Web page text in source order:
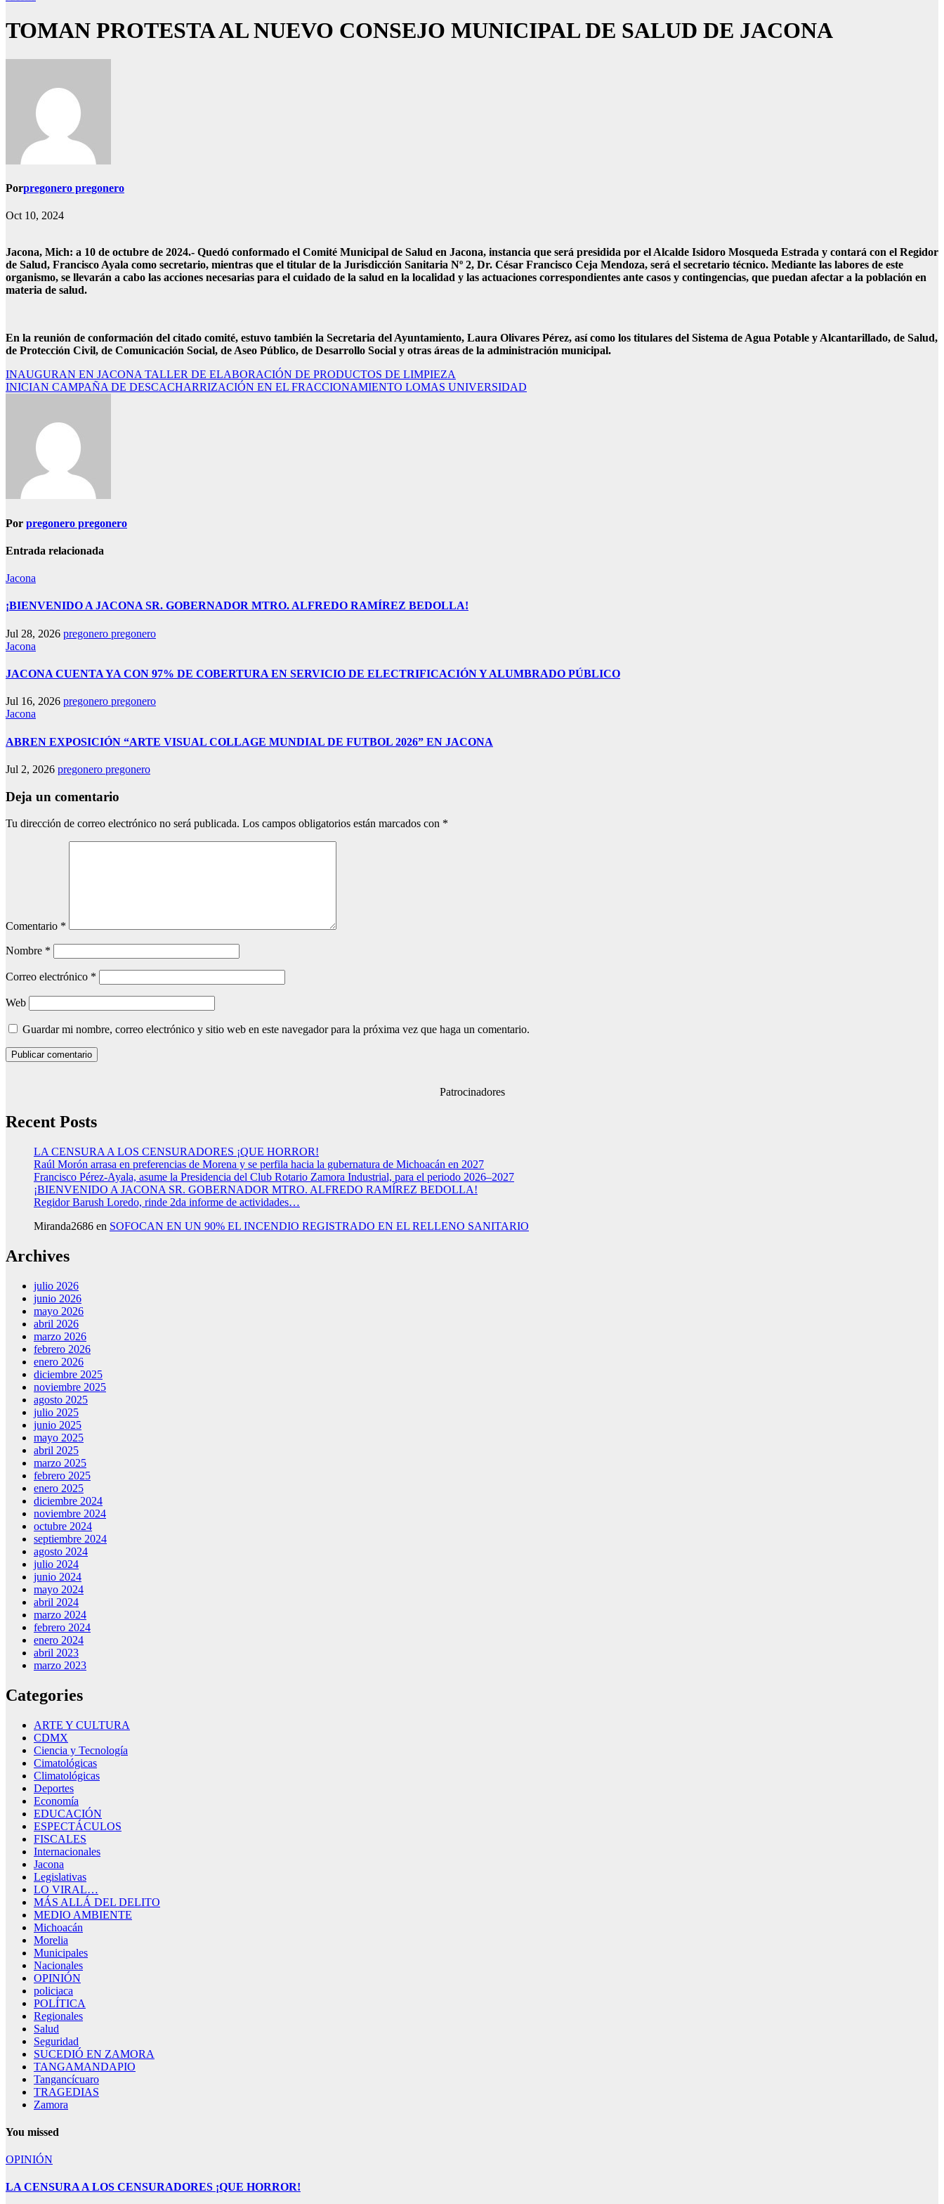
TOMAN PROTESTA AL NUEVO CONSEJO MUNICIPAL DE SALUD DE JACONA
Porpregonero pregonero
Oct 10, 2024
Jacona, Mich: a 10 de octubre de 2024.- Quedó conformado el Comité Municipal de Salud en Jacona, instancia que será presidida por el Alcalde Isidoro Mosqueda Estrada y contará con el Regidor
de Salud, Francisco Ayala como secretario, mientras que el titular de la Jurisdicción Sanitaria Nº 2, Dr. César Francisco Ceja Mendoza, será el secretario técnico. Mediante las labores de este
organismo, se llevarán a cabo las acciones necesarias para el cuidado de la salud en la localidad y las actuaciones correspondientes ante casos y contingencias, que puedan afectar a la población en
materia de salud.
En la reunión de conformación del citado comité, estuvo también la Secretaria del Ayuntamiento, Laura Olivares Pérez, así como los titulares del Sistema de Agua Potable y Alcantarillado, de Salud,
de Protección Civil, de Comunicación Social, de Aseo Público, de Desarrollo Social y otras áreas de la administración municipal.
Navegación
de
INAUGURAN EN JACONA TALLER DE ELABORACIÓN DE PRODUCTOS DE LIMPIEZA
INICIAN CAMPAÑA DE DESCACHARRIZACIÓN EN EL FRACCIONAMIENTO LOMAS UNIVERSIDAD
Por pregonero pregonero
Entrada relacionada
Jacona
¡BIENVENIDO A JACONA SR. GOBERNADOR MTRO. ALFREDO RAMÍREZ BEDOLLA!
Jul 28, 2026 pregonero pregonero
Jacona
JACONA CUENTA YA CON 97% DE COBERTURA EN SERVICIO DE ELECTRIFICACIÓN Y ALUMBRADO PÚBLICO
Jul 16, 2026 pregonero pregonero
Jacona
ABREN EXPOSICIÓN “ARTE VISUAL COLLAGE MUNDIAL DE FUTBOL 2026” EN JACONA
Jul 2, 2026 pregonero pregonero
Deja un comentario
Tu dirección de correo electrónico no será publicada. Los campos obligatorios están marcados con *
Comentario *
Nombre *
Correo electrónico *
Web
Guardar mi nombre, correo electrónico y sitio web en este navegador para la próxima vez que haga un comentario.
Patrocinadores
Recent Posts
LA CENSURA A LOS CENSURADORES ¡QUE HORROR!
Raúl Morón arrasa en preferencias de Morena y se perfila hacia la gubernatura de Michoacán en 2027
Francisco Pérez-Ayala, asume la Presidencia del Club Rotario Zamora Industrial, para el periodo 2026–2027
¡BIENVENIDO A JACONA SR. GOBERNADOR MTRO. ALFREDO RAMÍREZ BEDOLLA!
Regidor Barush Loredo, rinde 2da informe de actividades…
Miranda2686 en SOFOCAN EN UN 90% EL INCENDIO REGISTRADO EN EL RELLENO SANITARIO
Archives
julio 2026
junio 2026
mayo 2026
abril 2026
marzo 2026
febrero 2026
enero 2026
diciembre 2025
noviembre 2025
agosto 2025
julio 2025
junio 2025
mayo 2025
abril 2025
marzo 2025
febrero 2025
enero 2025
diciembre 2024
noviembre 2024
octubre 2024
septiembre 2024
agosto 2024
julio 2024
junio 2024
mayo 2024
abril 2024
marzo 2024
febrero 2024
enero 2024
abril 2023
marzo 2023
Categories
ARTE Y CULTURA
CDMX
Ciencia y Tecnología
Cimatológicas
Climatológicas
Deportes
Economía
EDUCACIÓN
ESPECTÁCULOS
FISCALES
Internacionales
Jacona
Legislativas
LO VIRAL…
MÁS ALLÁ DEL DELITO
MEDIO AMBIENTE
Michoacán
Morelia
Municipales
Nacionales
OPINIÓN
policiaca
POLÍTICA
Regionales
Salud
Seguridad
SUCEDIÓ EN ZAMORA
TANGAMANDAPIO
Tangancícuaro
TRAGEDIAS
Zamora
You missed
OPINIÓN
LA CENSURA A LOS CENSURADORES ¡QUE HORROR!